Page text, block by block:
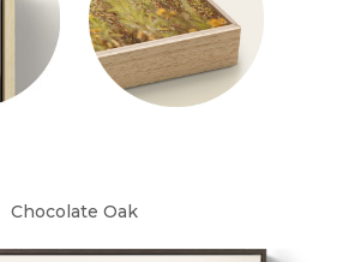
Chocolate Oak